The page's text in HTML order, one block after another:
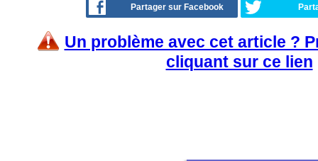
Partager sur Facebook
Un problème avec cet article ?
cliquant sur ce lien